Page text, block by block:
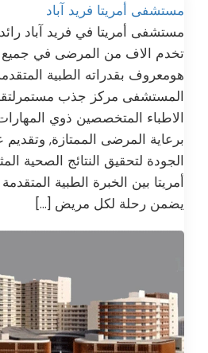
مستشفى أمريتا فريد آباد
مستشفى أمريتا في فريد آباد
تخدم الاف من المرضى في جميع
هومعروف بقدراته الطبية
المستشفى مركز جذب
الاطباء المتخصصين ذوي المهارات
برعاية المرضى الممتازة, وتقديم
الجودة لتحقيق النتائج الصحية
أمريتا بين الخبرة الطبية
يضمن رحلة لكل مريض […]